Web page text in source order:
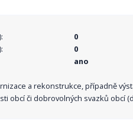
0
0
ano
a rekonstrukce, případně
obcí či dobrovolných svazků obcí